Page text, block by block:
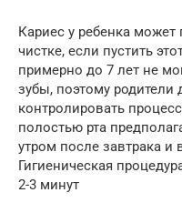
Кариес у ребенка может
чистке, если пустить
примерно до 7 лет не
зубы, поэтому
контролировать
полостью рта
утром после завтрака и
Гигиеническая
2-3 минут